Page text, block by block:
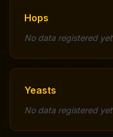
Hops
No data registered yet
Yeasts
No data registered yet